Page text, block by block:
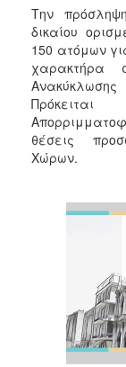
ΠΟΛΙΤΙΣΜΟΣ
ΑΝΘΕΚΤΙΚΗ
ΠΟΛΗ
Την
δικαίου
150 ατόμων
χαρακτήρα
θέσεις
Χώρων.